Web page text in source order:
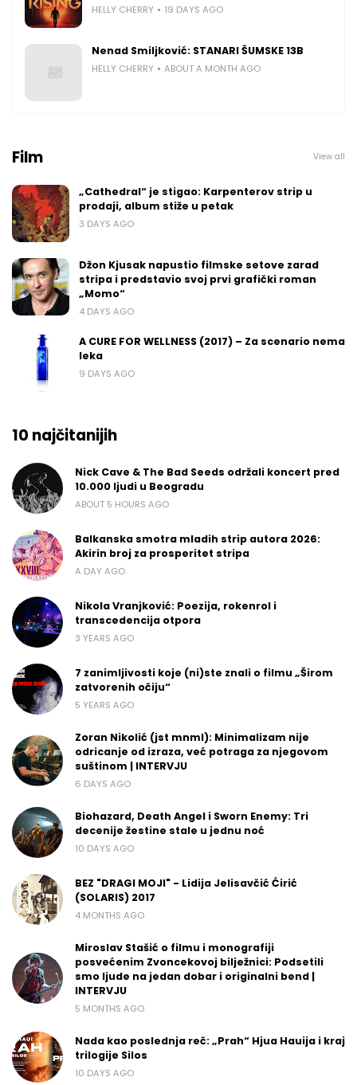
HELLY CHERRY 19 DAYS AGO
Nenad Smiljković: STANARI ŠUMSKE 13B
HELLY CHERRY ABOUT A MONTH AGO
Film View all
„Cathedral“ je stigao: Karpenterov strip u
prodaji, album stiže u petak
3 DAYS AGO
Džon Kjusak napustio filmske setove zarad
stripa i predstavio svoj prvi grafički roman
„Momo“
4 DAYS AGO
A CURE FOR WELLNESS (2017) – Za scenario nema
leka
9 DAYS AGO
10 najčitanijih
Nick Cave & The Bad Seeds održali koncert pred
10.000 ljudi u Beogradu
ABOUT 5 HOURS AGO
Balkanska smotra mladih strip autora 2026:
Akirin broj za prosperitet stripa
A DAY AGO
Nikola Vranjković: Poezija, rokenrol i
transcedencija otpora
3 YEARS AGO
7 zanimljivosti koje (ni)ste znali o filmu „Širom
zatvorenih očiju“
5 YEARS AGO
Zoran Nikolić (jst mnml): Minimalizam nije
odricanje od izraza, već potraga za njegovom
suštinom | INTERVJU
6 DAYS AGO
Biohazard, Death Angel i Sworn Enemy: Tri
decenije žestine stale u jednu noć
10 DAYS AGO
BEZ "DRAGI MOJI" - Lidija Jelisavčić Ćirić
(SOLARIS) 2017
4 MONTHS AGO
Miroslav Stašić o filmu i monografiji
posvećenim Zvoncekovoj bilježnici: Podsetili
smo ljude na jedan dobar i originalni bend |
INTERVJU
5 MONTHS AGO
Nada kao poslednja reč: „Prah“ Hjua Hauija i kraj
trilogije Silos
10 DAYS AGO